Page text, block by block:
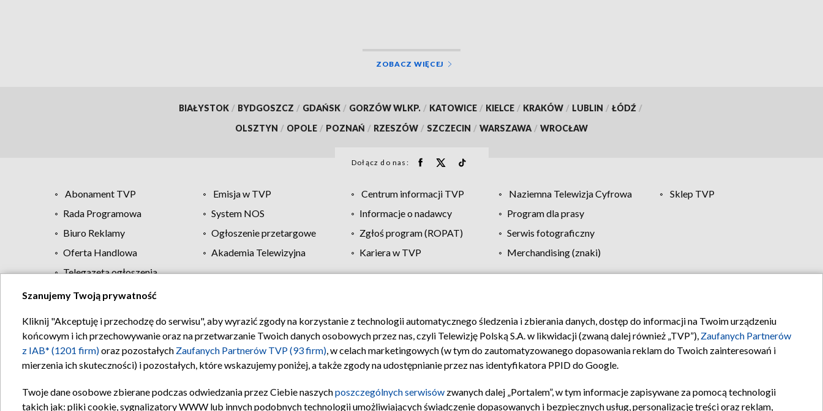
ZOBACZ WIĘCEJ
BIAŁYSTOK / BYDGOSZCZ / GDAŃSK / GORZÓW WLKP. / KATOWICE / KIELCE / KRAKÓW / LUBLIN / ŁÓDŹ /
OLSZTYN / OPOLE / POZNAŃ / RZESZÓW / SZCZECIN / WARSZAWA / WROCŁAW
Dołącz do nas:
Abonament TVP Emisja w TVP Centrum informacji TVP Naziemna Telewizja Cyfrowa
Sklep TVP
Rada Programowa
System NOS Informacje o nadawcy
Program dla prasy
Biuro Reklamy
Ogłoszenie przetargowe Zgłoś program (ROPAT)
Serwis fotograficzny
Oferta Handlowa
Akademia Telewizyjna Kariera w TVP
Merchandising (znaki)
Telegazeta ogłoszenia
Regulamin TVP Polityka prywatności Moje zgody Pomoc Biuro reklamy Kontakt
Szanujemy Twoją prywatność
Kliknij "Akceptuję i przechodzę do serwisu", aby wyrazić zgody na korzystanie z technologii automatycznego śledzenia i zbierania danych, dostęp do informacji na Twoim urządzeniu
końcowym i ich przechowywanie oraz na przetwarzanie Twoich danych osobowych przez nas, czyli Telewizję Polską S.A. w likwidacji (zwaną dalej również „TVP”), Zaufanych Partnerów
z IAB* (1201 firm)oraz pozostałych Zaufanych Partnerów TVP (93 firm), w celach marketingowych (w tym do zautomatyzowanego dopasowania reklam do Twoich zainteresowań i
mierzenia ich skuteczności) i pozostałych, które wskazujemy poniżej, a także zgody na udostępnianie przez nas identyfikatora PPID do Google.
Twoje dane osobowe zbierane podczas odwiedzania przez Ciebie naszychposzczególnych serwisów zwanych dalej „Portalem”, w tym informacje zapisywane za pomocą technologii
takich jak: pliki cookie, sygnalizatory WWW lub innych podobnych technologii umożliwiających świadczenie dopasowanych i bezpiecznych usług, personalizację treści oraz reklam,